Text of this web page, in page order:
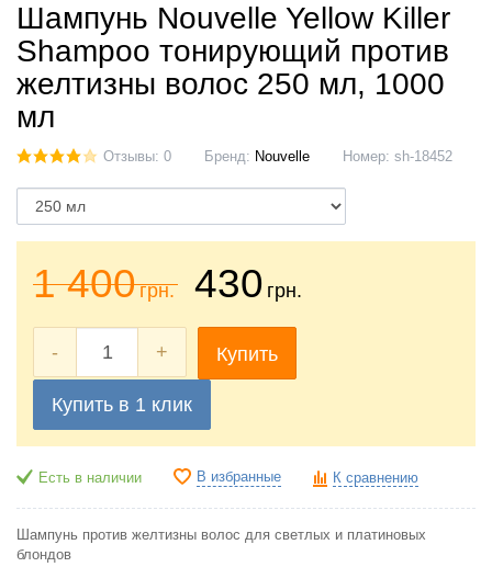
Шампунь Nouvelle Yellow Killer
Shampoo тонирующий против
желтизны волос 250 мл, 1000
мл
Отзывы: 0 Бренд: Nouvelle Номер: sh-18452
1 400грн. 430 грн.
- + Купить
Купить в 1 клик
Есть в наличии В избранные К сравнению
Шампунь против желтизны волос для светлых и платиновых
блондов